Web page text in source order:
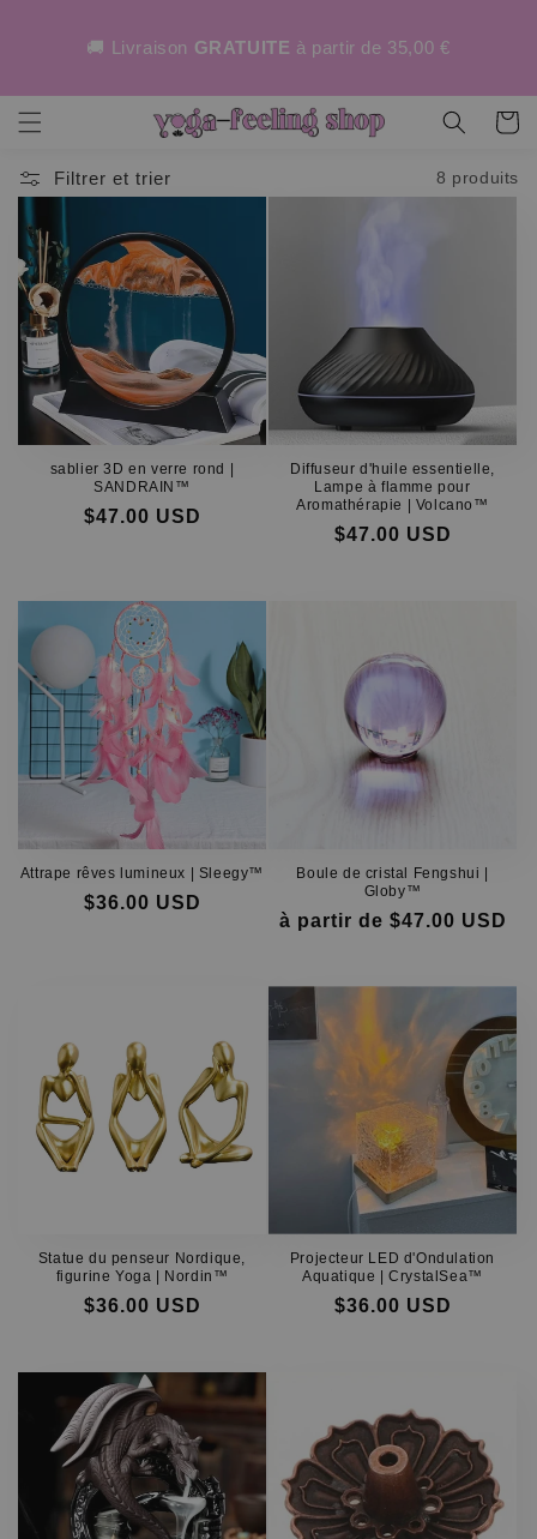
🚚 Livraison GRATUITE à partir de 35,00 €
Panier
Filtrer et trier 8 produits
sablier 3D en verre rond |
SANDRAIN™
$47.00 USD
Diffuseur d'huile essentielle,
Lampe à flamme pour
Aromathérapie | Volcano™
$47.00 USD
Attrape rêves lumineux | Sleegy™
$36.00 USD
Boule de cristal Fengshui |
Globy™
à partir de $47.00 USD
Statue du penseur Nordique,
figurine Yoga | Nordin™
habituel
soldé
$36.00 USD
Projecteur LED d'Ondulation
Aquatique | CrystalSea™
$36.00 USD